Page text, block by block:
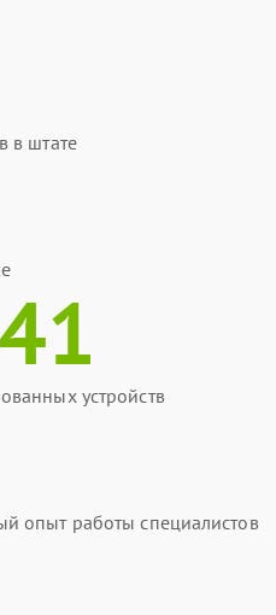
в штате
устройств
опыт работы специалистов